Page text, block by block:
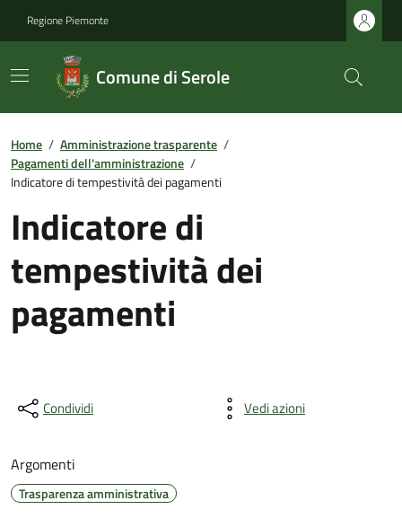
Regione Piemonte
Comune di Serole
Home / Amministrazione trasparente /
Pagamenti dell'amministrazione /
Indicatore di tempestività dei pagamenti
Indicatore di
tempestività dei
pagamenti
Condividi Vedi azioni
Argomenti
Trasparenza amministrativa